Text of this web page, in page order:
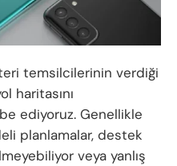
temsilcilerinin verdiği
haritasını
ediyoruz. Genellikle
planlamalar, destek
veya yanlış